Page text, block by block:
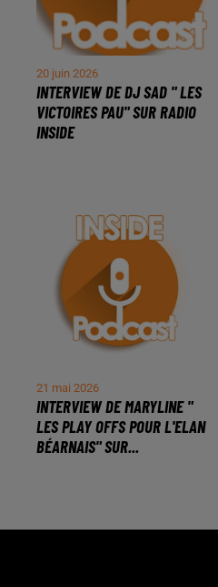
20 juin 2026
INTERVIEW DE DJ SAD " LES
VICTOIRES PAU" SUR RADIO
INSIDE
21 mai 2026
INTERVIEW DE MARYLINE "
LES PLAY OFFS POUR L'ELAN
BÉARNAIS" SUR...